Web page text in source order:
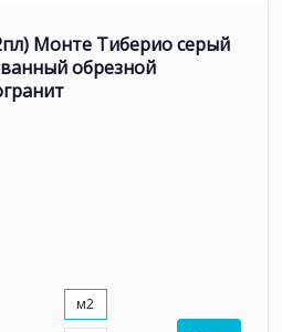
Монте Тиберио серый
обрезной
м2